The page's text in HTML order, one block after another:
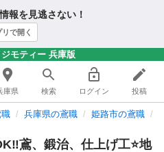
報を見逃さない！
リで開く
モティー 兵庫版
庫県 検索 ログイン 投稿
兵庫県の鳶職 姫路市の鳶職
鳶、鍛治、仕上げ工⭐️地